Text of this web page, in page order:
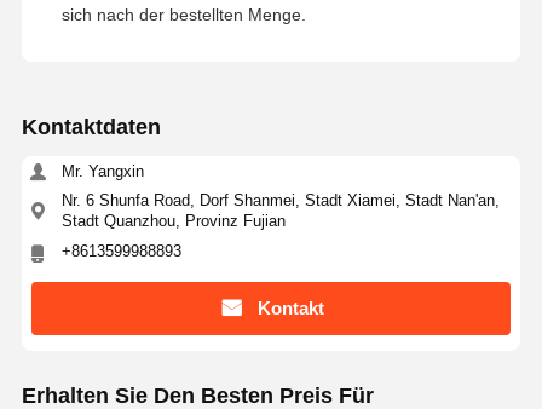
sich nach der bestellten Menge.
Kontaktdaten
Mr. Yangxin
Nr. 6 Shunfa Road, Dorf Shanmei, Stadt Xiamei, Stadt Nan'an,
Stadt Quanzhou, Provinz Fujian
+8613599988893
Kontakt
Erhalten Sie Den Besten Preis Für